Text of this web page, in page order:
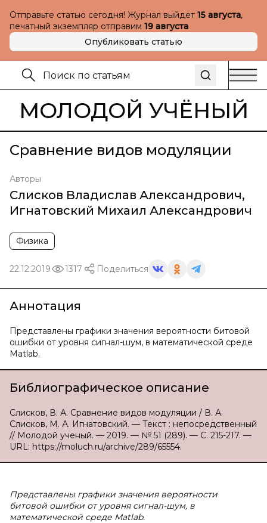
Отправьте статью сегодня! Журнал выйдет 15 августа,
печатный экземпляр отправим 19 августа
Опубликовать статью
МОЛОДОЙ УЧЁНЫЙ
Сравнение видов модуляции
Авторы
Слисков Владислав Александрович,
Игнатовский Михаил Александрович
Физика
22.12.2019 1317 Поделиться
Аннотация
Представлены графики значения вероятности битовой
ошибки от уровня сигнал-шум, в математической среде
Matlab.
Библиографическое описание
Слисков, В. А. Сравнение видов модуляции / В. А.
Слисков, М. А. Игнатовский. — Текст : непосредственный
// Молодой ученый. — 2019. — № 51 (289). — С. 215-217. —
URL: https://moluch.ru/archive/289/65554.
Представлены графики значения вероятности
битовой ошибки от уровня сигнал-шум, в
математической среде Matlab.